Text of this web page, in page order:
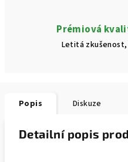
Prémiová
Letitá
Popis Diskuze
Detailní popis